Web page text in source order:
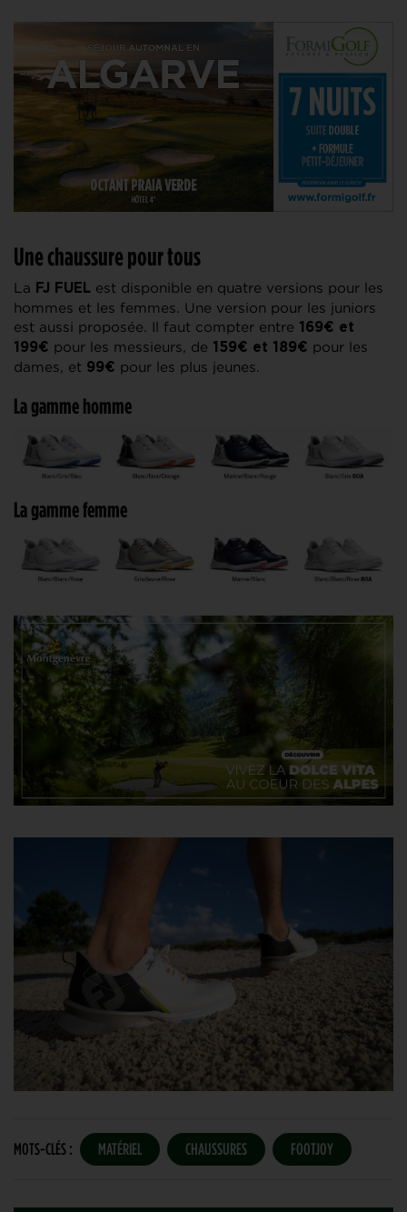
Une chaussure pour tous
La FJ FUEL est disponible en quatre versions pour les
hommes et les femmes. Une version pour les juniors
est aussi proposée. Il faut compter entre 169€ et
199€ pour les messieurs, de 159€ et 189€ pour les
dames, et 99€ pour les plus jeunes.
La gamme homme
La gamme femme
MOTS-CLÉS : MATÉRIEL CHAUSSURES FOOTJOY